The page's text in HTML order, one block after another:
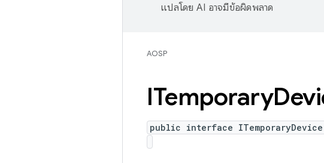
แปลโดย AI อาจมีข้อผิดพลาด
AOSP
ITemporary
public interface ITemporaryDevice